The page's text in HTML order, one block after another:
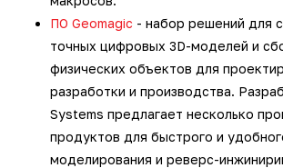
ПО Geomagic - набор решений для
точных цифровых 3D-моделей и
физических объектов для
разработки и производства.
Systems предлагает несколько
продуктов для быстрого и
моделирования и реверс-